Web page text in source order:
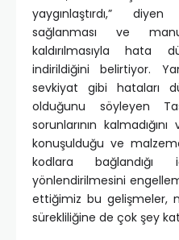
yaygınlaştırdı,”
sağlanması ve
kaldırılmasıyla hata
indirildiğini belirtiyor.
sevkiyat gibi hataları
olduğunu söyleyen
sorunlarının
konuşulduğu ve
kodlara bağlandığı
yönlendirilmesini
ettiğimiz bu gelişmeler,
sürekliliğine de çok şey